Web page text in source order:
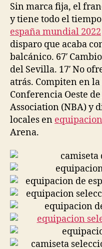
Sin marca fija, el
y tiene todo el
españa mundial 2022
disparo que acaba
balcánico. 67′
del Sevilla. 17′ No
atrás. Compiten en
Conferencia Oeste
Association (NBA) y
locales en
Arena.